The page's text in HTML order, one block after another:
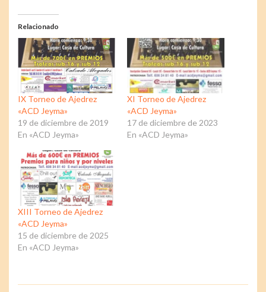
Relacionado
IX Torneo de Ajedrez
«ACD Jeyma»
19 de diciembre de 2019
En «ACD Jeyma»
XI Torneo de Ajedrez
«ACD Jeyma»
17 de diciembre de 2023
En «ACD Jeyma»
XIII Torneo de Ajedrez
«ACD Jeyma»
15 de diciembre de 2025
En «ACD Jeyma»